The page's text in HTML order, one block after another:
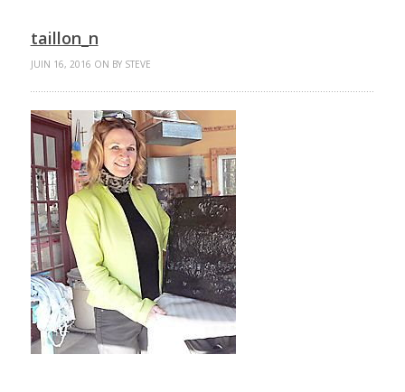
taillon_n
JUIN 16, 2016 ON BY STEVE